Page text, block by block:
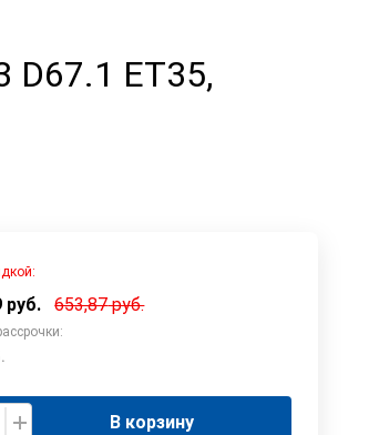
D67.1 ET35,
руб. 653,87руб.
В корзину